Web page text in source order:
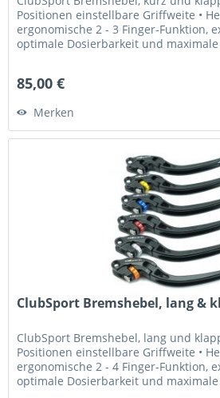
Positionen einstellbare Griffweite •
ergonomische 2 - 3 Finger-Funktion,
optimale Dosierbarkeit und
85,00 €
Merken
ClubSport Bremshebel, lang &
ClubSport Bremshebel, lang und
Positionen einstellbare Griffweite •
ergonomische 2 - 4 Finger-Funktion,
optimale Dosierbarkeit und